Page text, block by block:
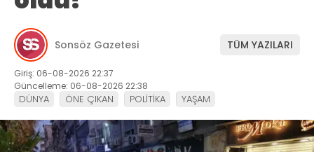
Sonsöz Gazetesi TÜM YAZILARI
Giriş: 06-08-2026 22:37
Güncelleme: 06-08-2026 22:38
DÜNYA ÖNE ÇIKAN POLİTİKA YAŞAM